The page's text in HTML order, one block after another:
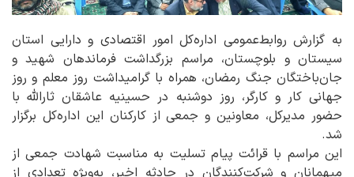
به گزارش روابط‌عمومی اداره‌کل امور اقتصادی و دارایی استان
سیستان و بلوچستان، مراسم بزرگداشت فرماندهان شهید و
جان‌باختگان جنگ رمضان، همراه با گرامیداشت روز معلم و روز
جهانی کار و کارگر، روز دوشنبه در حسینیه عاشقان ثارالله با
حضور مدیرکل، معاونین و جمعی از کارکنان این اداره‌کل برگزار
شد.
این مراسم با قرائت پیام تسلیت به مناسبت شهادت جمعی از
میهمانان و شرکت‌کنندگان در حادثه اخیر، به‌ویژه تعدادی از